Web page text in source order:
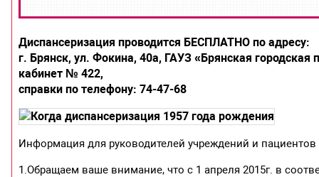
Диспансеризация проводится БЕСПЛАТНО по адресу:
г. Брянск, ул. Фокина, 40а, ГАУЗ «Брянская
кабинет № 422,
справки по телефону: 74-47-68
Информация для руководителей учреждений и
1.Обращаем ваше внимание, что с 1 апреля 2015г. в